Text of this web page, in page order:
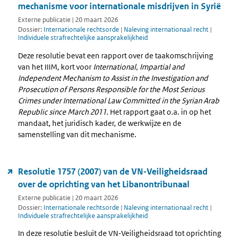
mechanisme voor internationale misdrijven in Syrië
Externe publicatie | 20 maart 2026
Dossier: Internationale rechtsorde | Naleving internationaal recht |
Individuele strafrechtelijke aansprakelijkheid
Deze resolutie bevat een rapport over de taakomschrijving
van het IIIM, kort voor International, Impartial and
Independent Mechanism to Assist in the Investigation and
Prosecution of Persons Responsible for the Most Serious
Crimes under International Law Committed in the Syrian Arab
Republic since March 2011. Het rapport gaat o.a. in op het
mandaat, het juridisch kader, de werkwijze en de
samenstelling van dit mechanisme.
Resolutie 1757 (2007) van de VN-Veiligheidsraad
over de oprichting van het Libanontribunaal
Externe publicatie | 20 maart 2026
Dossier: Internationale rechtsorde | Naleving internationaal recht |
Individuele strafrechtelijke aansprakelijkheid
In deze resolutie besluit de VN-Veiligheidsraad tot oprichting